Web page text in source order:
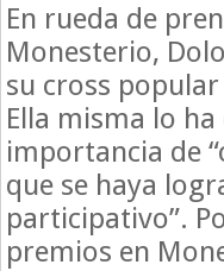
En rueda de
Monesterio,
su cross
Ella misma lo
importancia de
que se haya
participativo”.
premios en